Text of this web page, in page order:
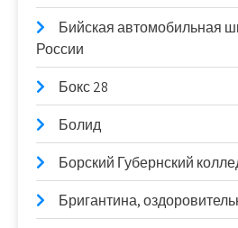
Бийская автомобильная
России
Бокс 28
Болид
Борский Губернский
Бригантина,